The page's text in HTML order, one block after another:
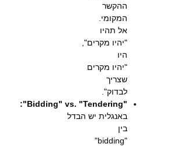
ההקשר
המקומי.
אל תהיו
"יהיו מקרים",
היו
"יהיו מקרים
שצריך
לבדוק".
"Bidding" vs. "Tendering":
באנגלית יש הבדל
בין
"bidding"